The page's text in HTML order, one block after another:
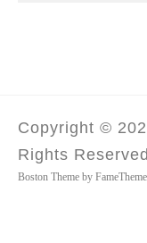
Copyright ©
Rights
Boston Theme by